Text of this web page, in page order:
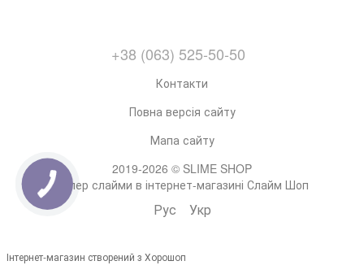
+38 (063) 525-50-50
Контакти
Повна версія сайту
Мапа сайту
2019-2026 © SLIME SHOP
Супер слайми в інтернет-магазині Слайм Шоп
Рус Укр
Інтернет-магазин створений з Хорошоп